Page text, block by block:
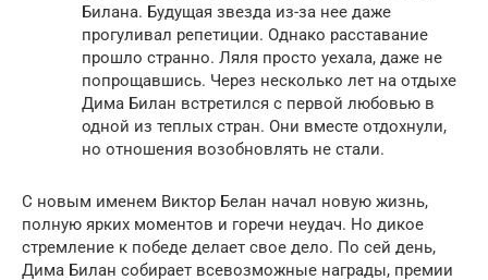
Билана. Будущая звезда из-за нее даже
прогуливал репетиции. Однако расставание
прошло странно. Ляля просто уехала, даже не
попрощавшись. Через несколько лет на отдыхе
Дима Билан встретился с первой любовью в
одной из теплых стран. Они вместе отдохнули,
но отношения возобновлять не стали.
С новым именем Виктор Белан начал новую жизнь,
полную ярких моментов и горечи неудач. Но дикое
стремление к победе делает свое дело. По сей день,
Дима Билан собирает всевозможные награды, премии